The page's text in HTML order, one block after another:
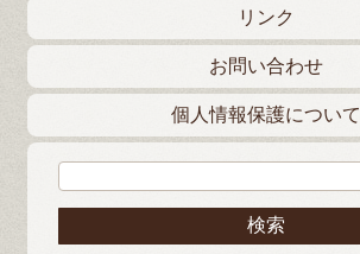
リンク
お問い合わせ
個人情報保護について